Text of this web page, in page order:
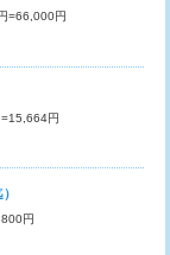
円
円
=66,000円
円
円